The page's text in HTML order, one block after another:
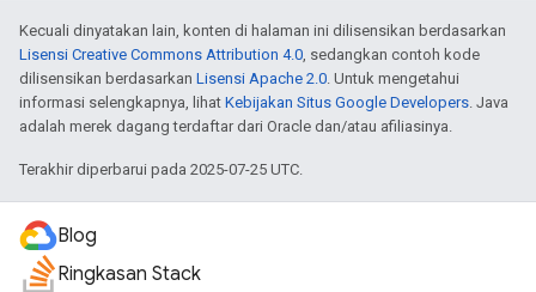
Kecuali dinyatakan lain, konten di halaman ini dilisensikan berdasarkan
Lisensi Creative Commons Attribution 4.0, sedangkan contoh kode
dilisensikan berdasarkan Lisensi Apache 2.0. Untuk mengetahui
informasi selengkapnya, lihat Kebijakan Situs Google Developers. Java
adalah merek dagang terdaftar dari Oracle dan/atau afiliasinya.
Terakhir diperbarui pada 2025-07-25 UTC.
Blog
Ringkasan Stack